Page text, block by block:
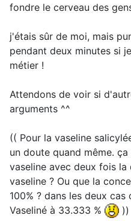
fondre le cerveau des
j'étais sûr de moi, mais
pendant deux minutes si
métier !
Attendons de voir si
arguments ^^
(( Pour la vaseline
un doute quand même.
vaseline avec deux fois
vaseline ? Ou que la
100% ? dans les deux
Vaseliné à 33.333 %
))